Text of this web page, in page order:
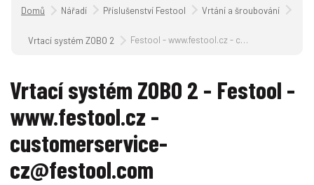
l
t
Úvodní strana
Nářadí Příslušenství Festool Vrtání a šroubování
Vrtací systém ZOBO 2 Festool - www.festool.cz - customerservice-cz@festool.com
Vrtací systém ZOBO 2 - Festool -
www.festool.cz -
customerservice-
cz@festool.com